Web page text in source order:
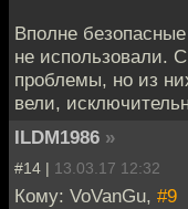
Вполне
не использовали.
проблемы, но из
вели,
ILDM1986 »
#14 | 13.03.17 12:32
Кому: VoVanGu, #9